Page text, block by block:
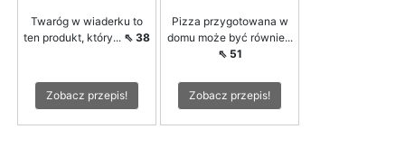
Twaróg w wiaderku to
ten produkt, który... ⇖ 38
Zobacz przepis!
Pizza przygotowana w
domu może być równie...
⇖ 51
Zobacz przepis!